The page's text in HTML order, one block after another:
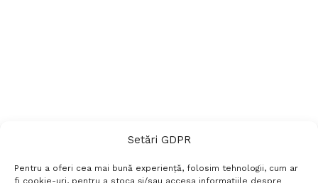
Setări GDPR
Pentru a oferi cea mai bună experiență, folosim tehnologii, cum ar
fi cookie-uri, pentru a stoca și/sau accesa informațiile despre